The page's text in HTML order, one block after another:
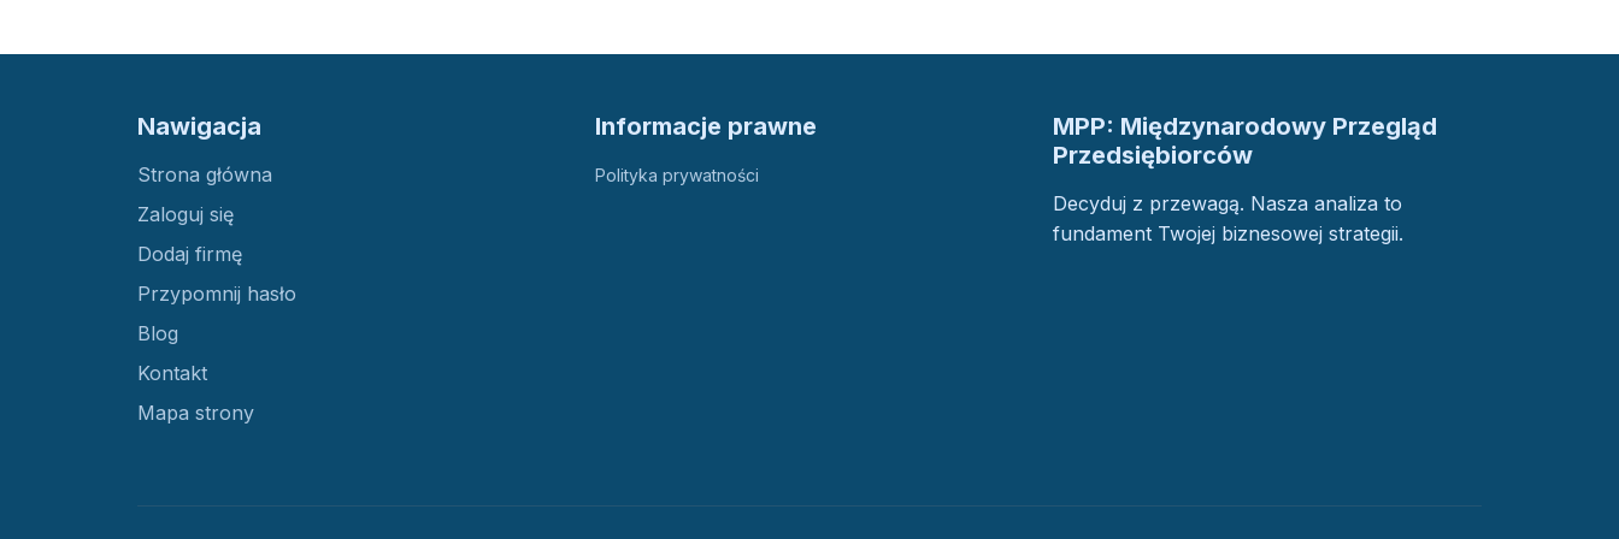
Nawigacja
Strona główna
Zaloguj się
Dodaj firmę
Przypomnij hasło
Blog
Kontakt
Mapa strony
Informacje prawne
Polityka prywatności
MPP: Międzynarodowy Przegląd
Przedsiębiorców
Decyduj z przewagą. Nasza analiza to
fundament Twojej biznesowej strategii.